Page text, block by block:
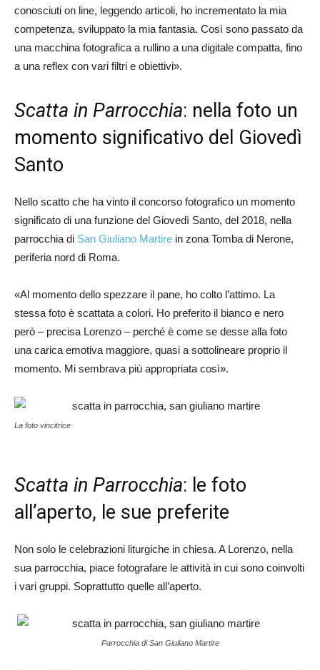
conosciuti on line, leggendo articoli, ho incrementato la mia
competenza, sviluppato la mia fantasia. Così sono passato da
una macchina fotografica a rullino a una digitale compatta, fino
a una reflex con vari filtri e obiettivi».
Scatta in Parrocchia: nella foto un
momento significativo del Giovedì
Santo
Nello scatto che ha vinto il concorso fotografico un momento
significato di una funzione del Giovedì Santo, del 2018, nella
parrocchia di San Giuliano Martire in zona Tomba di Nerone,
periferia nord di Roma.
«Al momento dello spezzare il pane, ho colto l’attimo. La
stessa foto è scattata a colori. Ho preferito il bianco e nero
però – precisa Lorenzo – perché è come se desse alla foto
una carica emotiva maggiore, quasi a sottolineare proprio il
momento. Mi sembrava più appropriata così».
La foto vincitrice
Scatta in Parrocchia: le foto
all’aperto, le sue preferite
Non solo le celebrazioni liturgiche in chiesa. A Lorenzo, nella
sua parrocchia, piace fotografare le attività in cui sono coinvolti
i vari gruppi. Soprattutto quelle all’aperto.
Parrocchia di San Giuliano Martire